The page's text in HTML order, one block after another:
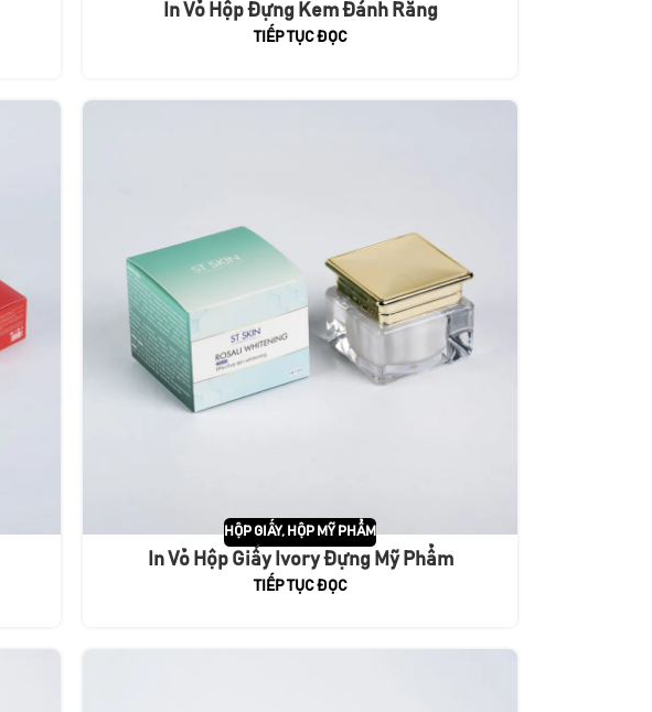
In Vỏ Hộp Đựng Kem Đánh Răng
TIẾP TỤC ĐỌC
HỘP GIẤY, HỘP MỸ PHẨM
In Vỏ Hộp Giấy Ivory Đựng Mỹ Phẩm
TIẾP TỤC ĐỌC